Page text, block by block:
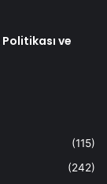
ve
(115)
(242)